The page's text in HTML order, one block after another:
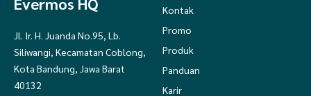
Jl. Ir. H. Juanda No.95, Lb.
Siliwangi, Kecamatan Coblong,
Kota Bandung, Jawa Barat
40132
Kontak
Promo
Produk
Panduan
Karir